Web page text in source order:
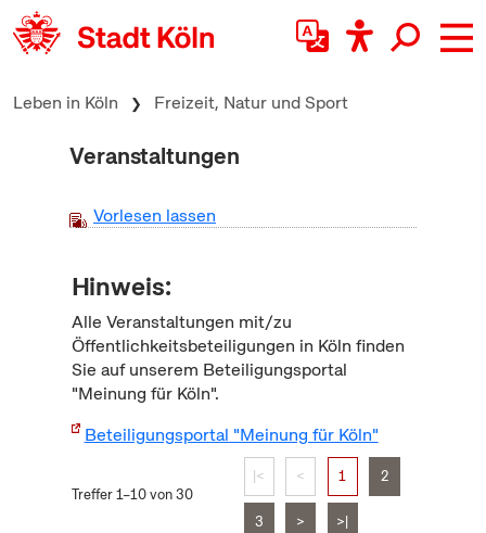
zum Inhalt springen
Leben in Köln Freizeit, Natur und Sport
Veranstaltungen
Vorlesen lassen
Hinweis:
Alle Veranstaltungen mit/zu
Öffentlichkeitsbeteiligungen in Köln finden
Sie auf unserem Beteiligungsportal
"Meinung für Köln".
Beteiligungsportal "Meinung für Köln"
Treffer 1–10 von 30
|< < 1 2
3 > >|